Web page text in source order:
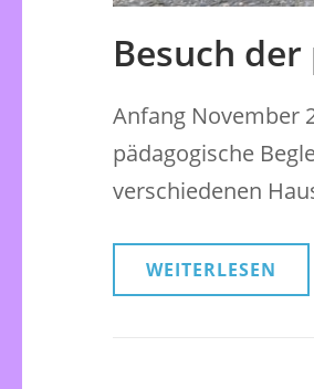
Besuch
Anfang November
pädagogische
verschiedenen
WEITERLESEN